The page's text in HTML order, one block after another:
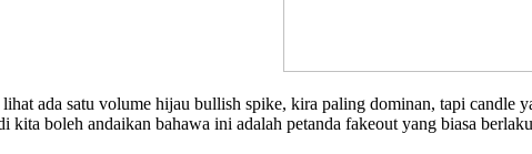
ada satu volume hijau bullish spike, kira paling dominan, tapi
kita boleh andaikan bahawa ini adalah petanda fakeout yang biasa